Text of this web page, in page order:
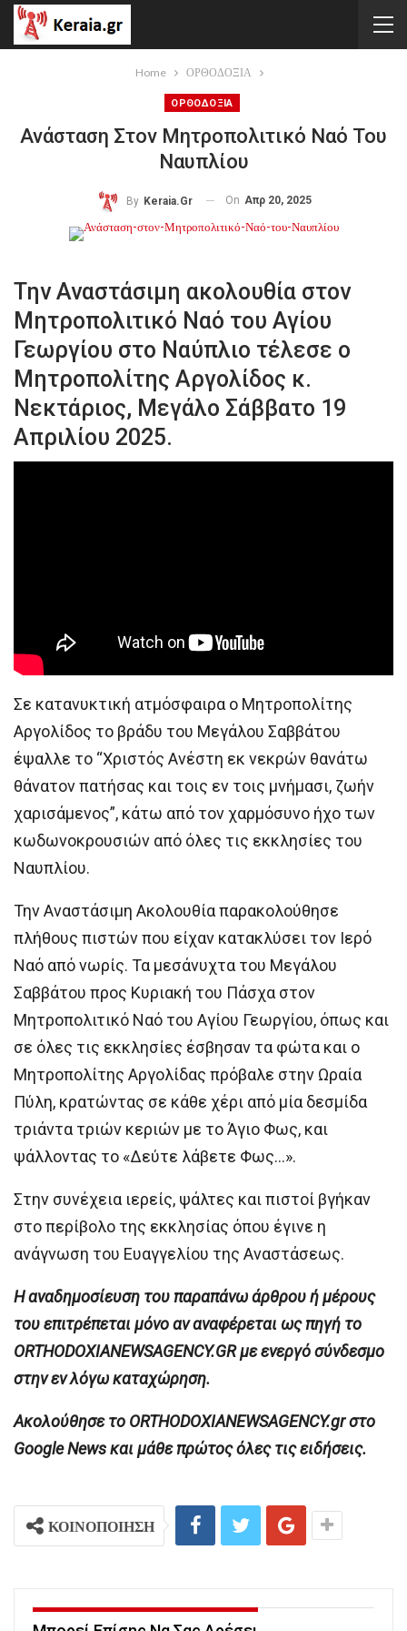
Home ΟΡΘΟΔΟΞΙΑ
ΟΡΘΟΔΟΞΙΑ
Ανάσταση Στον Μητροπολιτικό Ναό Του
Ναυπλίου
By Keraia.gr On Απρ 20, 2025
Την Αναστάσιμη ακολουθία στον
Μητροπολιτικό Ναό του Αγίου
Γεωργίου στο Ναύπλιο τέλεσε ο
Μητροπολίτης Αργολίδος κ.
Νεκτάριος, Μεγάλο Σάββατο 19
Απριλίου 2025.
Σε κατανυκτική ατμόσφαιρα ο Μητροπολίτης
Αργολίδος το βράδυ του Μεγάλου Σαββάτου
έψαλλε το “Χριστός Ανέστη εκ νεκρών θανάτω
θάνατον πατήσας και τοις εν τοις μνήμασι, ζωήν
χαρισάμενος”, κάτω από τον χαρμόσυνο ήχο των
κωδωνοκρουσιών από όλες τις εκκλησίες του
Ναυπλίου.
Την Αναστάσιμη Ακολουθία παρακολούθησε
πλήθους πιστών που είχαν κατακλύσει τον Ιερό
Ναό από νωρίς. Τα μεσάνυχτα του Μεγάλου
Σαββάτου προς Κυριακή του Πάσχα στον
Μητροπολιτικό Ναό του Αγίου Γεωργίου, όπως και
σε όλες τις εκκλησίες έσβησαν τα φώτα και ο
Μητροπολίτης Αργολίδας πρόβαλε στην Ωραία
Πύλη, κρατώντας σε κάθε χέρι από μία δεσμίδα
τριάντα τριών κεριών με το Άγιο Φως, και
ψάλλοντας το «Δεύτε λάβετε Φως…».
Στην συνέχεια ιερείς, ψάλτες και πιστοί βγήκαν
στο περίβολο της εκκλησίας όπου έγινε η
ανάγνωση του Ευαγγελίου της Αναστάσεως.
H αναδημοσίευση του παραπάνω άρθρου ή μέρους
του επιτρέπεται μόνο αν αναφέρεται ως πηγή το
ORTHODOXIANEWSAGENCY.GR με ενεργό σύνδεσμο
στην εν λόγω καταχώρηση.
Ακολούθησε το ORTHODOXIANEWSAGENCY.gr στο
Google News και μάθε πρώτος όλες τις ειδήσεις.
ΚΟΙΝΟΠΟΙΗΣΗ